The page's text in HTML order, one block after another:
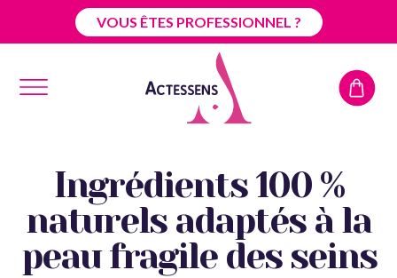
VOUS ÊTES PROFESSIONNEL ?
Ingrédients 100 %
naturels adaptés à la
peau fragile des seins